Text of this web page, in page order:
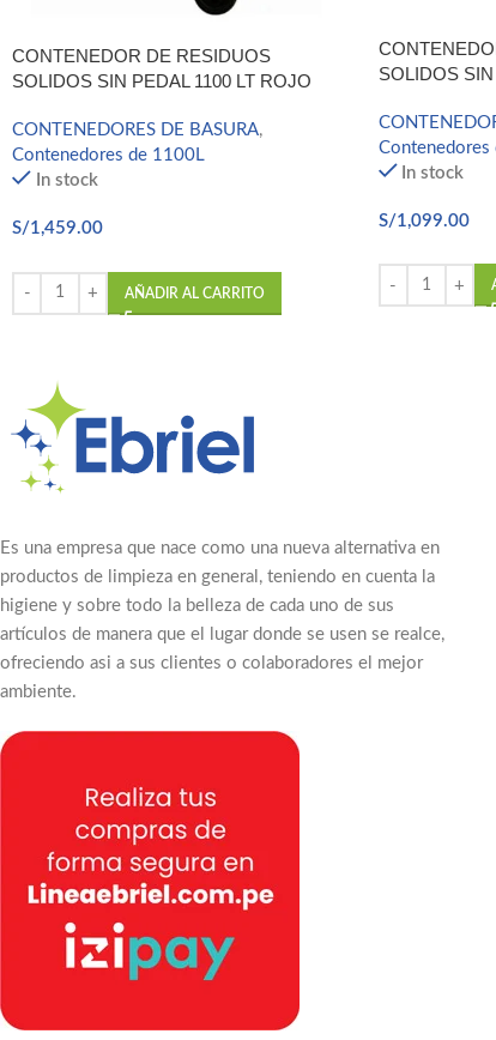
CONTENEDOR DE RESIDUOS
SOLIDOS SIN PEDAL 1100 LT ROJO
CONTENEDORES DE BASURA,
Contenedores de 1100L
In stock
S/1,459.00
AÑADIR AL CARRITO
SOLIDOS
Contenedores
In stock
S/1,099.00
Es una empresa que nace como una nueva alternativa en
productos de limpieza en general, teniendo en cuenta la
higiene y sobre todo la belleza de cada uno de sus
artículos de manera que el lugar donde se usen se realce,
ofreciendo asi a sus clientes o colaboradores el mejor
ambiente.